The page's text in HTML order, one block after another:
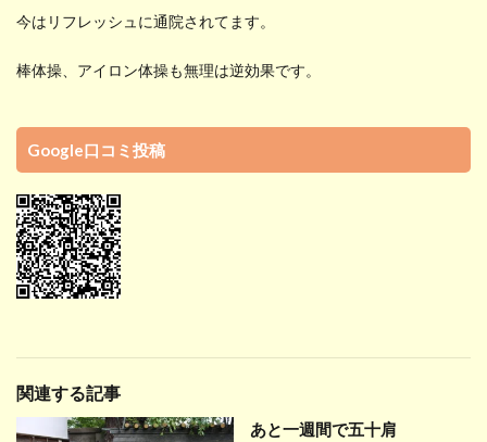
今はリフレッシュに通院されてます。
棒体操、アイロン体操も無理は逆効果です。
Google口コミ投稿
関連する記事
あと一週間で五十肩